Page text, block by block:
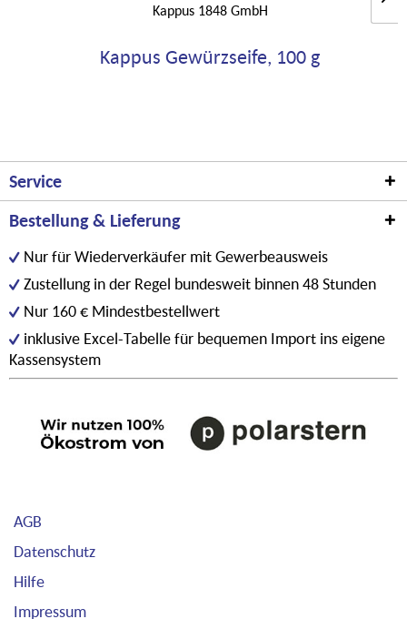
Kappus 1848 GmbH
Kappus Gewürzseife, 100 g
Service
Bestellung & Lieferung
Nur für Wiederverkäufer mit Gewerbeausweis
Zustellung in der Regel bundesweit binnen 48 Stunden
Nur 160 € Mindestbestellwert
inklusive Excel-Tabelle für bequemen Import ins eigene
Kassensystem
AGB
Datenschutz
Hilfe
Impressum